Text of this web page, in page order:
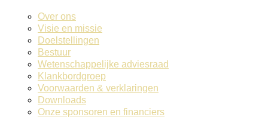
Over ons
Visie en missie
Doelstellingen
Bestuur
Wetenschappelijke adviesraad
Klankbordgroep
Voorwaarden & verklaringen
Downloads
Onze sponsoren en financiers